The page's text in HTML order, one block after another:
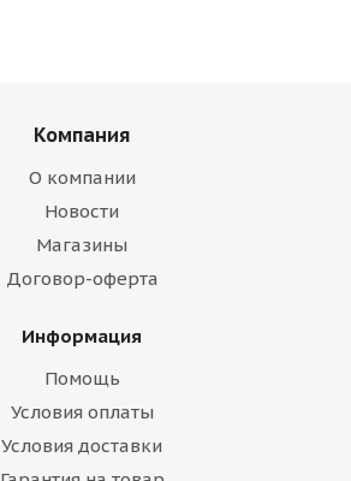
Компания
О компании
Новости
Магазины
Договор-оферта
Информация
Помощь
Условия оплаты
Условия доставки